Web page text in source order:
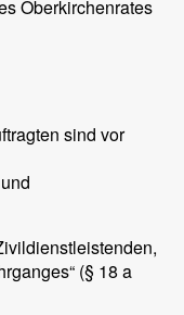
Oberkirchenrates
sind vor
(§ 18 a